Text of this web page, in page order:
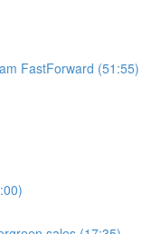
FastForward (51:55)